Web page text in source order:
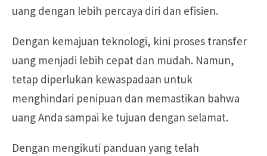
uang dengan lebih percaya diri dan efisien.
Dengan kemajuan teknologi, kini proses transfer
uang menjadi lebih cepat dan mudah. Namun,
tetap diperlukan kewaspadaan untuk
menghindari penipuan dan memastikan bahwa
uang Anda sampai ke tujuan dengan selamat.
Dengan mengikuti panduan yang telah